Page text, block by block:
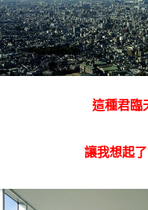
這種君臨
讓我想起